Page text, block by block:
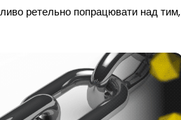
ретельно попрацювати над тим,